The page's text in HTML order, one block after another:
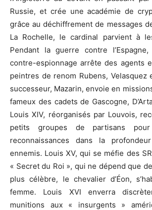
Russie, et crée une académie de
grâce au déchiffrement de messages
La Rochelle, le cardinal parvient à
Pendant la guerre contre
contre-espionnage arrête des agents
peintres de renom Rubens, Velasquez
successeur, Mazarin, envoie en
fameux des cadets de Gascogne,
Louis XIV, réorganisés par Louvois,
petits groupes de partisans
reconnaissances dans la
ennemis. Louis XV, qui se méfie des
« Secret du Roi », qui ne dépend que
plus célèbre, le chevalier d’Éon,
femme. Louis XVI enverra
munitions aux « insurgents »